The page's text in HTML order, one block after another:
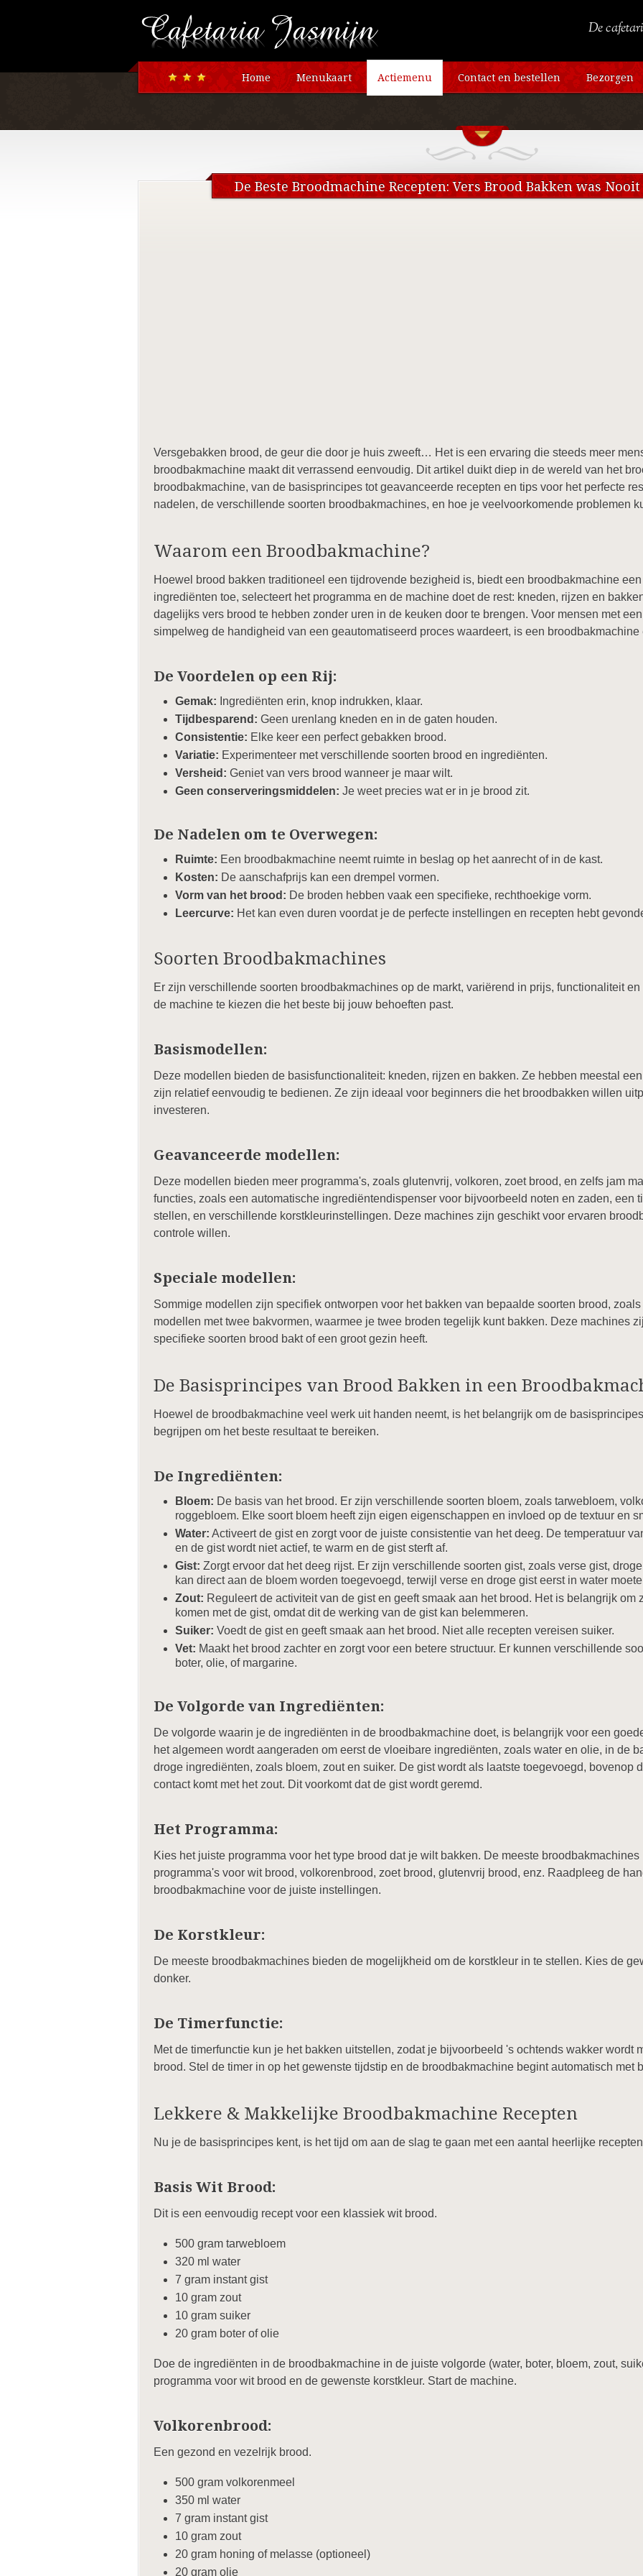
Home Menukaart Actiemenu Contact en bestellen Bezorgen
De
De Beste Broodmachine Recepten: Vers Brood Bakken was
Versgebakken brood, de geur die door je huis zweeft… Het is een ervaring die steeds meer
broodbakmachine maakt dit verrassend eenvoudig. Dit artikel duikt diep in de wereld van het
broodbakmachine, van de basisprincipes tot geavanceerde recepten en tips voor het perfecte
nadelen, de verschillende soorten broodbakmachines, en hoe je veelvoorkomende problemen
Waarom een Broodbakmachine?
Hoewel brood bakken traditioneel een tijdrovende bezigheid is, biedt een broodbakmachine
ingrediënten toe, selecteert het programma en de machine doet de rest: kneden, rijzen en
dagelijks vers brood te hebben zonder uren in de keuken door te brengen. Voor mensen met
simpelweg de handigheid van een geautomatiseerd proces waardeert, is een
De Voordelen op een Rij:
Gemak: Ingrediënten erin, knop indrukken, klaar.
Tijdbesparend: Geen urenlang kneden en in de gaten houden.
Consistentie: Elke keer een perfect gebakken brood.
Variatie: Experimenteer met verschillende soorten brood en ingrediënten.
Versheid: Geniet van vers brood wanneer je maar wilt.
Geen conserveringsmiddelen: Je weet precies wat er in je brood zit.
De Nadelen om te Overwegen:
Ruimte: Een broodbakmachine neemt ruimte in beslag op het aanrecht of in de kast.
Kosten: De aanschafprijs kan een drempel vormen.
Vorm van het brood: De broden hebben vaak een specifieke, rechthoekige vorm.
Leercurve: Het kan even duren voordat je de perfecte instellingen en recepten hebt
Soorten Broodbakmachines
Er zijn verschillende soorten broodbakmachines op de markt, variërend in prijs, functionaliteit
de machine te kiezen die het beste bij jouw behoeften past.
Basismodellen:
Deze modellen bieden de basisfunctionaliteit: kneden, rijzen en bakken. Ze hebben meestal
zijn relatief eenvoudig te bedienen. Ze zijn ideaal voor beginners die het broodbakken willen
investeren.
Geavanceerde modellen:
Deze modellen bieden meer programma's, zoals glutenvrij, volkoren, zoet brood, en zelfs jam
functies, zoals een automatische ingrediëntendispenser voor bijvoorbeeld noten en zaden, een
stellen, en verschillende korstkleurinstellingen. Deze machines zijn geschikt voor ervaren
controle willen.
Speciale modellen:
Sommige modellen zijn specifiek ontworpen voor het bakken van bepaalde soorten brood,
modellen met twee bakvormen, waarmee je twee broden tegelijk kunt bakken. Deze machines
specifieke soorten brood bakt of een groot gezin heeft.
De Basisprincipes van Brood Bakken in een
Hoewel de broodbakmachine veel werk uit handen neemt, is het belangrijk om de
begrijpen om het beste resultaat te bereiken.
De Ingrediënten:
Bloem: De basis van het brood. Er zijn verschillende soorten bloem, zoals tarwebloem,
roggebloem. Elke soort bloem heeft zijn eigen eigenschappen en invloed op de textuur en
Water: Activeert de gist en zorgt voor de juiste consistentie van het deeg. De temperatuur
en de gist wordt niet actief, te warm en de gist sterft af.
Gist: Zorgt ervoor dat het deeg rijst. Er zijn verschillende soorten gist, zoals verse gist,
kan direct aan de bloem worden toegevoegd, terwijl verse en droge gist eerst in water
Zout: Reguleert de activiteit van de gist en geeft smaak aan het brood. Het is belangrijk om
komen met de gist, omdat dit de werking van de gist kan belemmeren.
Suiker: Voedt de gist en geeft smaak aan het brood. Niet alle recepten vereisen suiker.
Vet: Maakt het brood zachter en zorgt voor een betere structuur. Er kunnen verschillende
boter, olie, of margarine.
De Volgorde van Ingrediënten:
De volgorde waarin je de ingrediënten in de broodbakmachine doet, is belangrijk voor een
het algemeen wordt aangeraden om eerst de vloeibare ingrediënten, zoals water en olie, in de
droge ingrediënten, zoals bloem, zout en suiker. De gist wordt als laatste toegevoegd, bovenop
contact komt met het zout. Dit voorkomt dat de gist wordt geremd.
Het Programma:
Kies het juiste programma voor het type brood dat je wilt bakken. De meeste
programma's voor wit brood, volkorenbrood, zoet brood, glutenvrij brood, enz. Raadpleeg de
broodbakmachine voor de juiste instellingen.
De Korstkleur:
De meeste broodbakmachines bieden de mogelijkheid om de korstkleur in te stellen. Kies de
donker.
De Timerfunctie:
Met de timerfunctie kun je het bakken uitstellen, zodat je bijvoorbeeld 's ochtends wakker wordt
brood. Stel de timer in op het gewenste tijdstip en de broodbakmachine begint automatisch met
Lekkere & Makkelijke Broodbakmachine Recepten
Nu je de basisprincipes kent, is het tijd om aan de slag te gaan met een aantal heerlijke
Basis Wit Brood:
Dit is een eenvoudig recept voor een klassiek wit brood.
500 gram tarwebloem
320 ml water
7 gram instant gist
10 gram zout
10 gram suiker
20 gram boter of olie
Doe de ingrediënten in de broodbakmachine in de juiste volgorde (water, boter, bloem, zout,
programma voor wit brood en de gewenste korstkleur. Start de machine.
Volkorenbrood:
Een gezond en vezelrijk brood.
500 gram volkorenmeel
350 ml water
7 gram instant gist
10 gram zout
20 gram honing of melasse (optioneel)
20 gram olie